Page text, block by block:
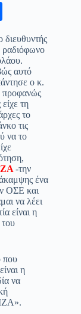
οι
ρ
α
στ
εί
τε
ραδιόφωνο
αυτό
ο κ.
προφανώς
τη
το
τις
να το
-την
ένα
ΟΣΕ και
να λέει
είναι η
που
η
να